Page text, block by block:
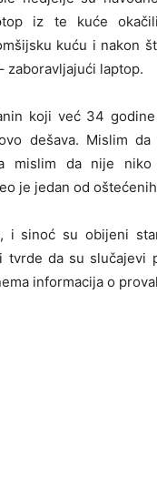
iz te kuće
kuću i nakon
zaboravljajući laptop.
koji već 34
dešava. Mislim da
mislim da nije
je jedan od
i sinoć su obijeni
tvrde da su slučajevi
informacija o